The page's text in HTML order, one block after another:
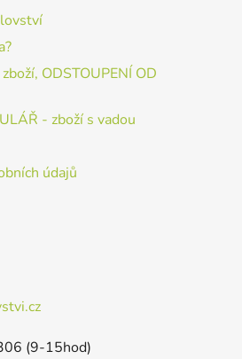
ODSTOUPENÍ OD
- zboží s vadou
údajů
(9-15hod)